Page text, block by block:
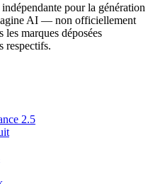
pour la génération
AI — non officiellement
marques déposées
respectifs.
2.5